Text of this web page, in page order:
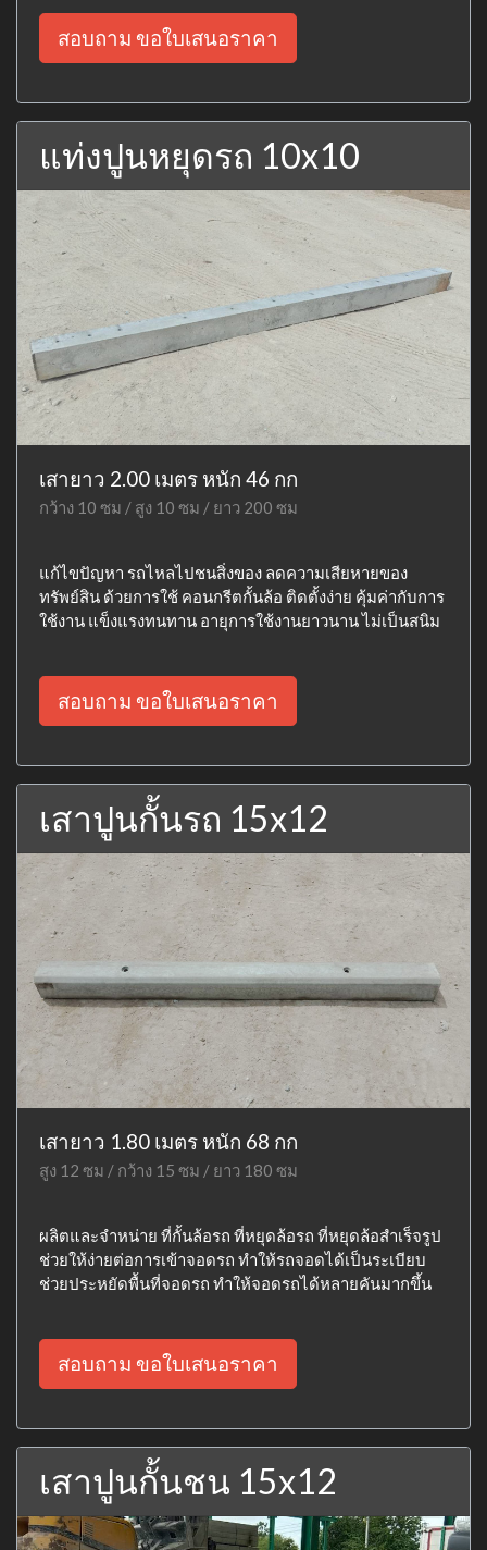
สอบถาม ขอใบเสนอราคา
แท่งปูนหยุดรถ 10x10
เสายาว 2.00 เมตร หนัก 46 กก
กว้าง 10 ซม / สูง 10 ซม / ยาว 200 ซม
แก้ไขปัญหา รถไหลไปชนสิ่งของ ลดความเสียหายของ
ทรัพย์สิน ด้วยการใช้ คอนกรีตกั้นล้อ ติดตั้งง่าย คุ้มค่ากับการ
ใช้งาน แข็งแรงทนทาน อายุการใช้งานยาวนาน ไม่เป็นสนิม
สอบถาม ขอใบเสนอราคา
เสาปูนกั้นรถ 15x12
เสายาว 1.80 เมตร หนัก 68 กก
สูง 12 ซม / กว้าง 15 ซม / ยาว 180 ซม
ผลิตและจำหน่าย ที่กั้นล้อรถ ที่หยุดล้อรถ ที่หยุดล้อสำเร็จรูป
ช่วยให้ง่ายต่อการเข้าจอดรถ ทำให้รถจอดได้เป็นระเบียบ
ช่วยประหยัดพื้นที่จอดรถ ทำให้จอดรถได้หลายคันมากขึ้น
สอบถาม ขอใบเสนอราคา
เสาปูนกั้นชน 15x12